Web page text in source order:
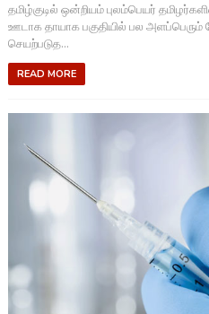
தமிழ்குடில் ஒன்றியம் புலம்பெயர்
ஊடாக தாயாக பகுதியில் பல
செயற்படுத...
READ MORE